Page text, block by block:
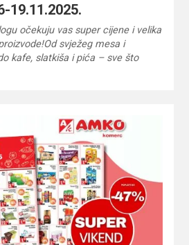
19.11.2025.
očekuju vas super cijene i velika
svježeg mesa i
kafe, slatkiša i pića – sve što